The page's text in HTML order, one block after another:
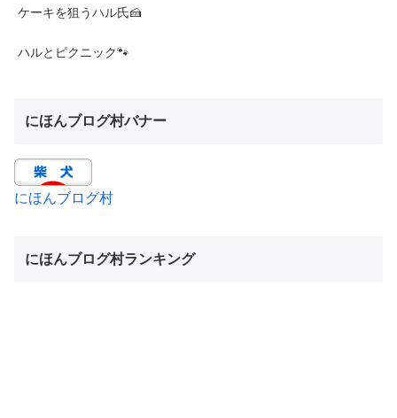
ケーキを狙うハル氏🍰
ハルとピクニック🐾
にほんブログ村バナー
にほんブログ村
にほんブログ村ランキング